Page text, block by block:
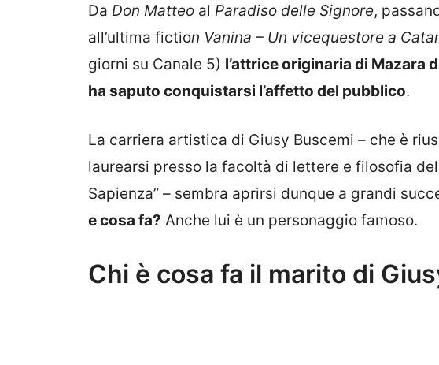
Da Don Matteo al Paradiso delle Signore,
all’ultima fiction Vanina – Un vicequestore a
giorni su Canale 5) l’attrice originaria di Mazara
ha saputo conquistarsi l’affetto del pubblico.
La carriera artistica di Giusy Buscemi – che è
laurearsi presso la facoltà di lettere e filosofia
Sapienza” – sembra aprirsi dunque a grandi
e cosa fa? Anche lui è un personaggio famoso.
Chi è cosa fa il marito di